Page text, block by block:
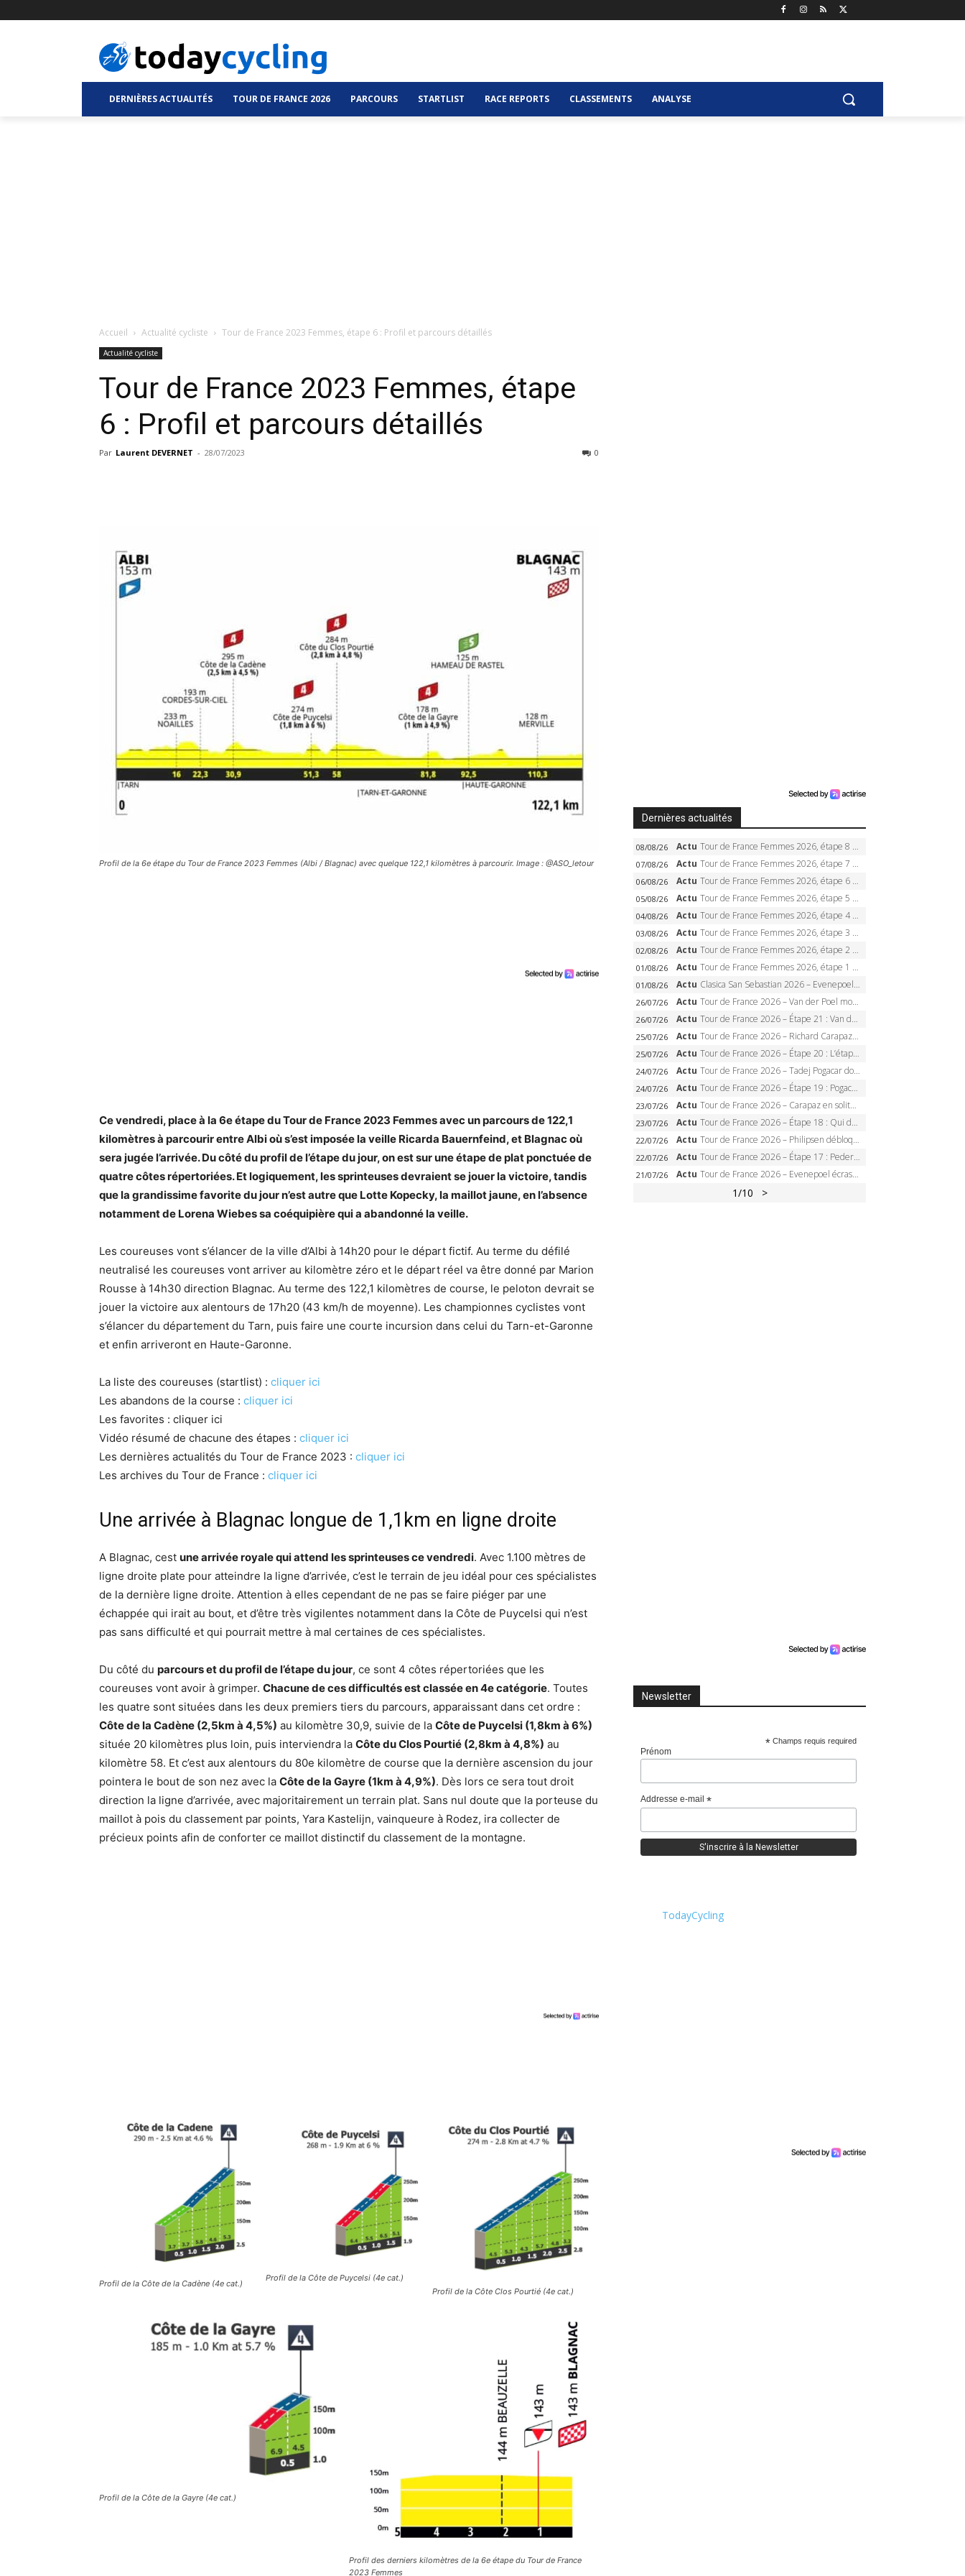
DERNIÈRES ACTUALITÉS TOUR DE FRANCE 2026 PARCOURS STARTLIST RACE REPORTS CLASSEMENTS ANALYSE
Accueil Actualité cycliste Tour de France 2023 Femmes, étape 6 : Profil et parcours détaillés
Actualité cycliste
Tour de France 2023 Femmes, étape
6 : Profil et parcours détaillés
Par Laurent DEVERNET - 28/07/2023 0
Profil de la 6e étape du Tour de France 2023 Femmes (Albi / Blagnac) avec quelque 122,1 kilomètres à parcourir. Image : @ASO_letour
Ce vendredi, place à la 6e étape du Tour de France 2023 Femmes avec un parcours de 122,1
kilomètres à parcourir entre Albi où s’est imposée la veille Ricarda Bauernfeind, et Blagnac où
sera jugée l’arrivée. Du côté du profil de l’étape du jour, on est sur une étape de plat ponctuée de
quatre côtes répertoriées. Et logiquement, les sprinteuses devraient se jouer la victoire, tandis
que la grandissime favorite du jour n’est autre que Lotte Kopecky, la maillot jaune, en l’absence
notamment de Lorena Wiebes sa coéquipière qui a abandonné la veille.
Les coureuses vont s’élancer de la ville d’Albi à 14h20 pour le départ fictif. Au terme du défilé
neutralisé les coureuses vont arriver au kilomètre zéro et le départ réel va être donné par Marion
Rousse à 14h30 direction Blagnac. Au terme des 122,1 kilomètres de course, le peloton devrait se
jouer la victoire aux alentours de 17h20 (43 km/h de moyenne). Les championnes cyclistes vont
s’élancer du département du Tarn, puis faire une courte incursion dans celui du Tarn-et-Garonne
et enfin arriveront en Haute-Garonne.
La liste des coureuses (startlist) : cliquer ici
Les abandons de la course : cliquer ici
Les favorites : cliquer ici
Vidéo résumé de chacune des étapes : cliquer ici
Les dernières actualités du Tour de France 2023 : cliquer ici
Les archives du Tour de France : cliquer ici
Une arrivée à Blagnac longue de 1,1km en ligne droite
A Blagnac, cest une arrivée royale qui attend les sprinteuses ce vendredi. Avec 1.100 mètres de
ligne droite plate pour atteindre la ligne d’arrivée, c’est le terrain de jeu idéal pour ces spécialistes
de la dernière ligne droite. Attention à elles cependant de ne pas se faire piéger par une
échappée qui irait au bout, et d’être très vigilentes notamment dans la Côte de Puycelsi qui n’est
pas sans difficulté et qui pourrait mettre à mal certaines de ces spécialistes.
Du côté du parcours et du profil de l’étape du jour, ce sont 4 côtes répertoriées que les
coureuses vont avoir à grimper. Chacune de ces difficultés est classée en 4e catégorie. Toutes
les quatre sont situées dans les deux premiers tiers du parcours, apparaissant dans cet ordre :
Côte de la Cadène (2,5km à 4,5%) au kilomètre 30,9, suivie de la Côte de Puycelsi (1,8km à 6%)
située 20 kilomètres plus loin, puis interviendra la Côte du Clos Pourtié (2,8km à 4,8%) au
kilomètre 58. Et c’est aux alentours du 80e kilomètre de course que la dernière ascension du jour
pointera le bout de son nez avec la Côte de la Gayre (1km à 4,9%). Dès lors ce sera tout droit
direction la ligne d’arrivée, avec majoritairement un terrain plat. Sans nul doute que la porteuse du
maillot à pois du classement par points, Yara Kastelijn, vainqueure à Rodez, ira collecter de
précieux points afin de conforter ce maillot distinctif du classement de la montagne.
Profil de la Côte de la Cadène (4e cat.)
Profil de la Côte de Puycelsi (4e cat.)
Profil de la Côte Clos Pourtié (4e cat.)
Profil de la Côte de la Gayre (4e cat.)
Profil des derniers kilomètres de la 6e étape du Tour de France
2023 Femmes
Dernières actualités
08/08/26 Actu Tour de France Femmes 2026, étape 8 – Demi Vollering gagne à Nice, reprend le jaune, Niewiadoma à 8 secondes
07/08/26 Actu Tour de France Femmes 2026, étape 7 – Kasia Niewiadoma gagne le Ventoux, maillot jaune, Reusser et Vollering piégées
06/08/26 Actu Tour de France Femmes 2026, étape 6 – Kim Le Court-Pienaar gagne à Tournon, Reusser en jaune
05/08/26 Actu Tour de France Femmes 2026, étape 5 – Demi Vollering gagne à Belleville, Reusser en jaune, Ferrand-Prévot coule
04/08/26 Actu Tour de France Femmes 2026, étape 4 – Marlen Reusser écrase le chrono, Ferrand-Prévot en crise
03/08/26 Actu Tour de France Femmes 2026, étape 3 – Sigrid Haugset en solitaire, 88 km d’échappée, maillot jaune
02/08/26 Actu Tour de France Femmes 2026, étape 2 – Lorena Wiebes doublé à Genève, Markus héroïque, 7e record
01/08/26 Actu Tour de France Femmes 2026, étape 1 – Lorena Wiebes intouchable à Lausanne, premier maillot jaune
01/08/26 Actu Clasica San Sebastian 2026 – Evenepoel recordman, 4e victoire, Carapaz battu au sprint
26/07/26 Actu Tour de France 2026 – Van der Poel monumental à Paris, Pogacar égale le record des cinq sacres
26/07/26 Actu Tour de France 2026 – Étape 21 : Van der Poel, Pogacar, qui succédera à Wout van Aert sur les Champs-Elysées ?
25/07/26 Actu Tour de France 2026 – Richard Carapaz roi des Alpes, doublé et maillot à pois, Seixas perd le podium
25/07/26 Actu Tour de France 2026 – Étape 20 : L’étape reine, Galibier, Sarenne, Alpe d’Huez, qui succédera à Pogacar ?
24/07/26 Actu Tour de France 2026 – Tadej Pogacar dompte l’Alpe d’Huez, 5e victoire, record de Pantani pulvérisé
24/07/26 Actu Tour de France 2026 – Étape 19 : Pogacar peut-il enfin dompter l’Alpe d’Huez ?
23/07/26 Actu Tour de France 2026 – Carapaz en solitaire à Orcières-Merlette, Paret-Peintre à un point du maillot à pois
23/07/26 Actu Tour de France 2026 – Étape 18 : Qui domptera Orcières-Merlette, première marche vers l’Alpe d’Huez ?
22/07/26 Actu Tour de France 2026 – Philipsen débloque son compteur à Voiron, Pedersen en danger pour le maillot vert
22/07/26 Actu Tour de France 2026 – Étape 17 : Pedersen peut-il verrouiller le maillot vert à Voiron ?
21/07/26 Actu Tour de France 2026 – Evenepoel écrase le chrono d’Évian, Seixas 4e, Lipowitz abandonne
1/10 >
Newsletter
* Champs requis required
Prénom
Addresse e-mail *
TodayCycling